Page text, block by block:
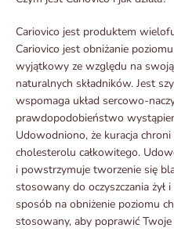
Cariovico jest produktem
Cariovico jest obniżanie
wyjątkowy ze względu na
naturalnych składników. Jest
wspomaga układ sercowo-
prawdopodobieństwo
Udowodniono, że kuracja
cholesterolu całkowitego.
i powstrzymuje tworzenie się
stosowany do oczyszczania
sposób na obniżenie poziomu
stosowany, aby poprawić Twoje